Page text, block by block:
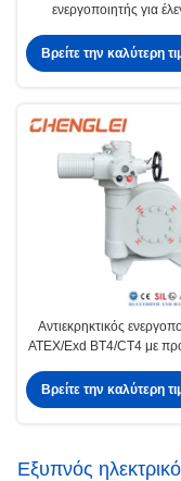
ενεργοποιητής για
Βρείτε την καλύτερη
Αντιεκρηκτικός
ATEX/Exd BT4/CT4 με
NEMA 4/4X/7&9
Βρείτε την καλύτερη
Εξυπνός